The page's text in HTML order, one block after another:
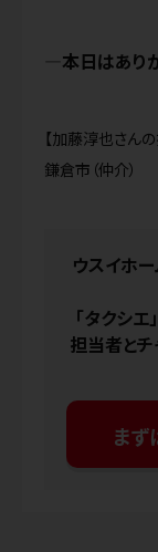
本日はあり
【加藤淳也さん
鎌倉市（仲介）
ウスイホ
「タクシ
担当者と
まず